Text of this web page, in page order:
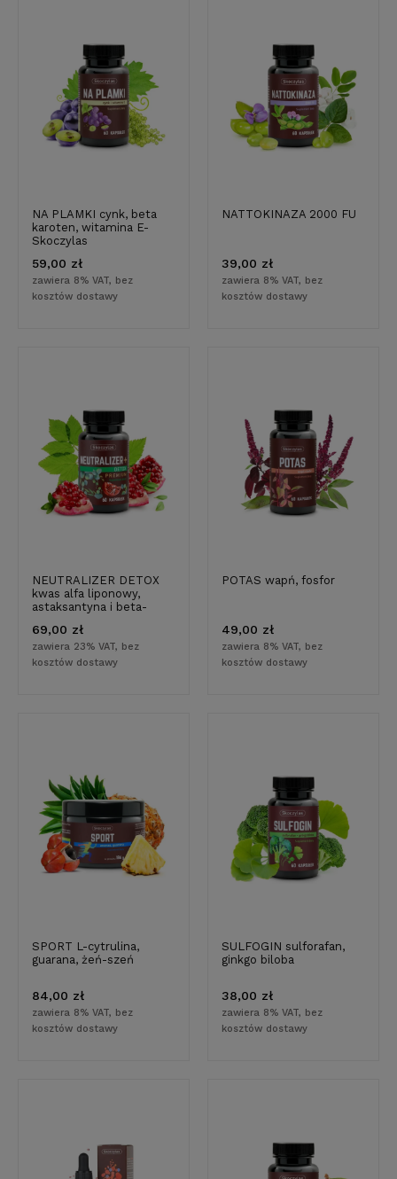
NA PLAMKI cynk, beta
karoten, witamina E-
Skoczylas
59,00 zł
zawiera 8% VAT, bez
kosztów dostawy
NATTOKINAZA 2000 FU
39,00 zł
zawiera 8% VAT, bez
kosztów dostawy
NEUTRALIZER DETOX
kwas alfa liponowy,
astaksantyna i beta-
69,00 zł
zawiera 23% VAT, bez
kosztów dostawy
POTAS wapń, fosfor
49,00 zł
zawiera 8% VAT, bez
kosztów dostawy
SPORT L-cytrulina,
guarana, żeń-szeń
84,00 zł
zawiera 8% VAT, bez
kosztów dostawy
SULFOGIN sulforafan,
ginkgo biloba
38,00 zł
zawiera 8% VAT, bez
kosztów dostawy